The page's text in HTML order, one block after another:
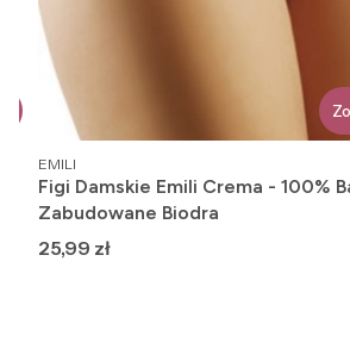
PRODUCENT
EMILI
Figi Damskie Emili Crema - 100%
Zabudowane Biodra
Cena
25,99 zł